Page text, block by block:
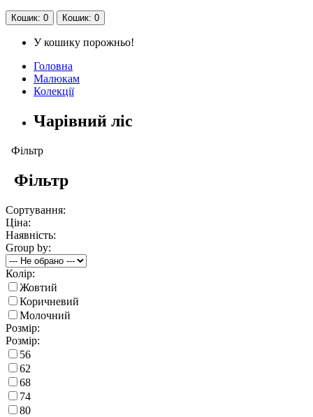
Кошик: 0 Кошик: 0
У кошику порожньо!
Головна
Малюкам
Колекції
Чарівний ліс
Фільтр
Фільтр
Сортування:
Ціна:
Наявність:
Group by:
Колір:
Жовтий
Коричневий
Молочний
Розмір:
Розмір:
56
62
68
74
80